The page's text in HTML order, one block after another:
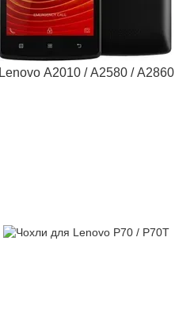
Lenovo A2010 / A2580 / A2860